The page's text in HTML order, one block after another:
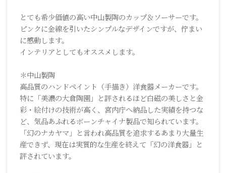
とても希少価値の高い中山製陶のカップ＆ソーサーです。
ピンクに金線を引いたシンプルなデザインですが、佇まい
に感動します。
インテリアとしてもオススメします。
＊中山製陶
高品質のハンドペイント（手描き）洋食器メーカーです。
特に「美濃の大倉陶園」と評されるほど白磁の美しさと金
彩・絵付けの技術が高く、宮内庁へ納品した実績を持つな
ど、気品あふれるボーンチャイナ製品で知られています。
「幻のナカヤマ」と言われ高品質を追求するあまり大量生
産できず、現在は実質的な生産を終えて「幻の洋食器」と
評されています。